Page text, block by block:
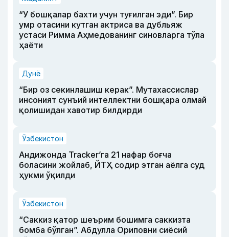
“У бошқалар бахти учун туғилган эди”. Бир
умр отасини кутган актриса ва дубльяж
устаси Римма Аҳмедованинг синовларга тўла
ҳаёти
Дунё
“Бир оз секинлашиш керак”. Мутахассислар
инсоният сунъий интеллектни бошқара олмай
қолишидан хавотир билдирди
Ўзбекистон
Андижонда Tracker’га 21 нафар боғча
боласини жойлаб, ЙТҲ содир этган аёлга суд
ҳукми ўқилди
Ўзбекистон
“Саккиз қатор шеърим бошимга саккизта
бомба бўлган”. Абдулла Ориповни сиёсий